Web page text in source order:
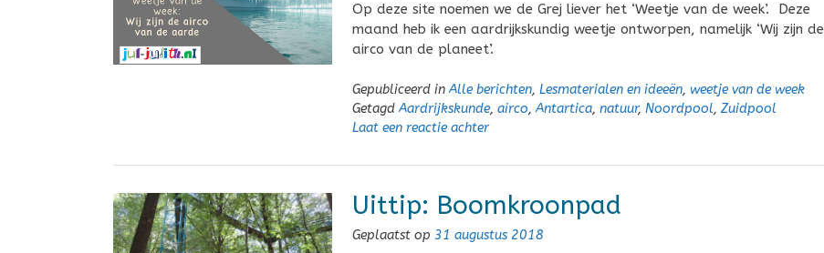
Op deze site noemen we de Grej liever het ‘Weetje van de week’. Deze
maand heb ik een aardrijkskundig weetje ontworpen, namelijk ‘Wij zijn de
airco van de planeet’.
Gepubliceerd inAlle berichten, Lesmaterialen en ideeën, weetje van de week
GetagdAardrijkskunde, airco,Antartica, natuur, Noordpool, Zuidpool
Laat een reactie achter
Uittip: Boomkroonpad
Geplaatst op 31 augustus 2018